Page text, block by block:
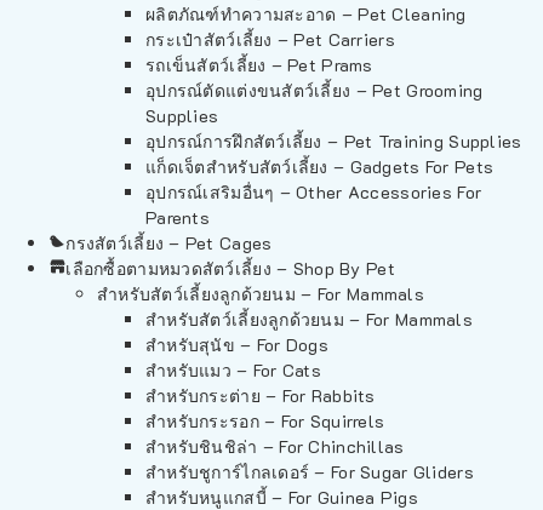
ผลิตภัณฑ์ทำความสะอาด – Pet Cleaning
กระเป๋าสัตว์เลี้ยง – Pet Carriers
รถเข็นสัตว์เลี้ยง – Pet Prams
อุปกรณ์ตัดแต่งขนสัตว์เลี้ยง – Pet Grooming
Supplies
อุปกรณ์การฝึกสัตว์เลี้ยง – Pet Training Supplies
แก็ดเจ็ตสำหรับสัตว์เลี้ยง – Gadgets For Pets
อุปกรณ์เสริมอื่นๆ – Other Accessories For
Parents
กรงสัตว์เลี้ยง – Pet Cages
เลือกซื้อตามหมวดสัตว์เลี้ยง – Shop By Pet
สำหรับสัตว์เลี้ยงลูกด้วยนม – For Mammals
สำหรับสัตว์เลี้ยงลูกด้วยนม – For Mammals
สำหรับสุนัข – For Dogs
สำหรับแมว – For Cats
สำหรับกระต่าย – For Rabbits
สำหรับกระรอก – For Squirrels
สำหรับชินชิล่า – For Chinchillas
สำหรับชูการ์ไกลเดอร์ – For Sugar Gliders
สำหรับหนูแกสบี้ – For Guinea Pigs